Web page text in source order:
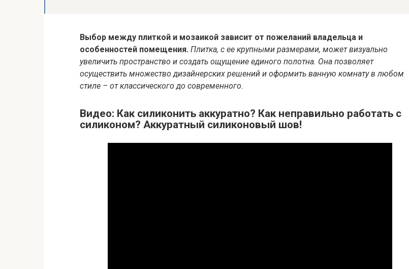
Выбор между плиткой и мозаикой зависит от пожеланий владельца и
особенностей помещения. Плитка, с ее крупными размерами, может визуально
увеличить пространство и создать ощущение единого полотна. Она позволяет
осуществить множество дизайнерских решений и оформить ванную комнату в любом
стиле – от классического до современного.
Видео: Как силиконить аккуратно? Как неправильно работать с
силиконом? Аккуратный силиконовый шов!